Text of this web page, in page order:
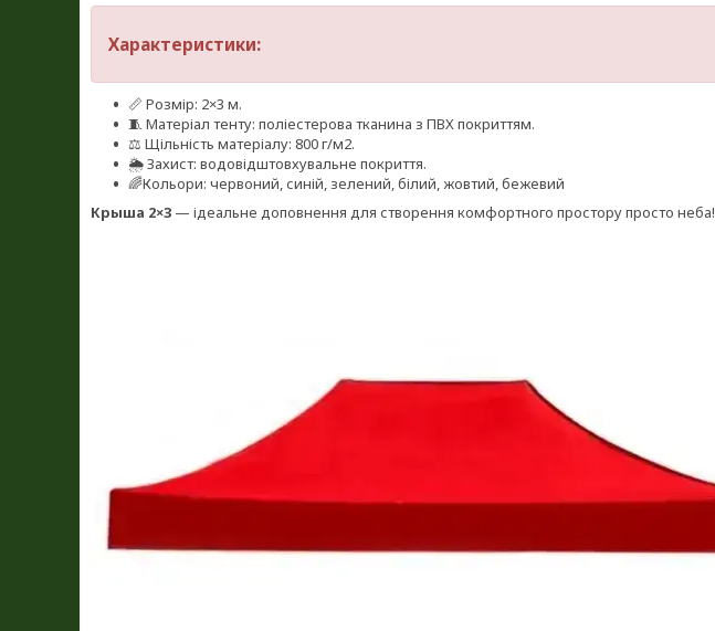
Характеристики:
📏 Розмір: 2×3 м.
🧵 Матеріал тенту: поліестерова тканина з ПВХ покриттям.
⚖️ Щільність матеріалу: 800 г/м2.
🌦️ Захист: водовідштовхувальне покриття.
🌈Кольори: червоний, синій, зелений, білий, жовтий, бежевий
Крыша 2×3 — ідеальне доповнення для створення комфортного простору просто неба!